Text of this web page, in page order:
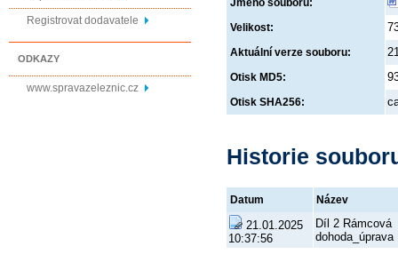
Registrovat dodavatele
ODKAZY
www.spravazeleznic.cz
Jméno souboru:
Velikost:
Aktuální verze souboru:
Otisk MD5:
Otisk SHA256:
Historie
Datum Název
21.01.2025
10:37:56
Díl 2 Rámcová
dohoda_úprava